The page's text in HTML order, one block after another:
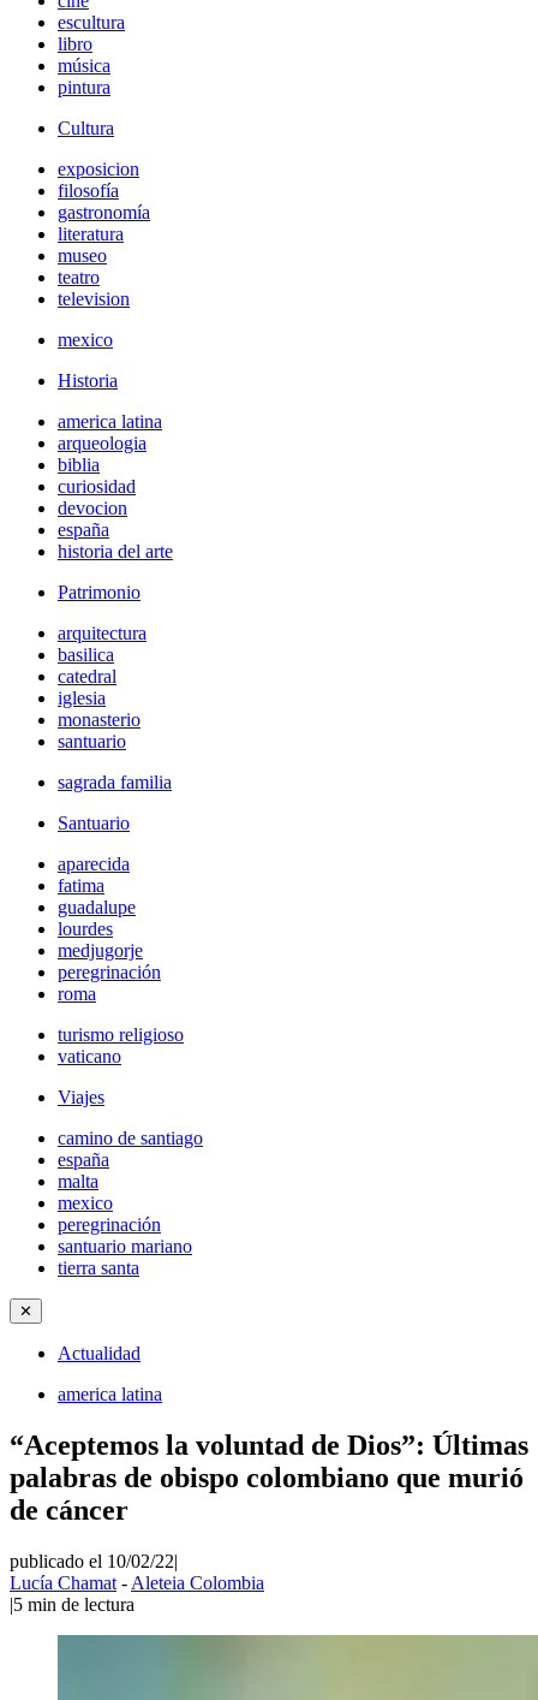
escultura
libro
música
pintura
Cultura
exposicion
filosofía
gastronomía
literatura
museo
teatro
television
mexico
Historia
america latina
arqueologia
biblia
curiosidad
devocion
españa
historia del arte
Patrimonio
arquitectura
basilica
catedral
iglesia
monasterio
santuario
sagrada familia
Santuario
aparecida
fatima
guadalupe
lourdes
medjugorje
peregrinación
roma
turismo religioso
vaticano
Viajes
camino de santiago
españa
malta
mexico
peregrinación
santuario mariano
tierra santa
✕
Actualidad
america latina
“Aceptemos la voluntad de Dios”: Últimas
palabras de obispo colombiano que murió
de cáncer
publicado el 10/02/22|
Lucía Chamat - Aleteia Colombia
|5 min de lectura